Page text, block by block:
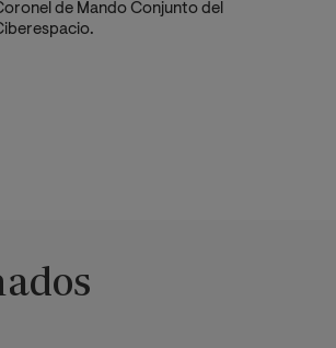
de Mando Conjunto del